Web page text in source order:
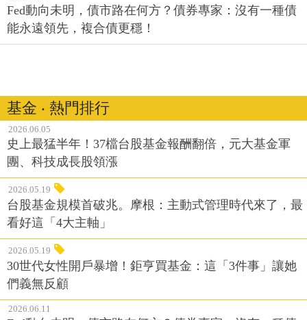
Fed動向未明，債市路在何方？債券專家：沒有一種債
能永遠領先，複合債更穩！
基金 ‧ 熱門排行
2026.06.05
史上最猛半年！37檔台股基金報酬翻倍，元大基金軍
團、科技成長股領漲
2026.05.19
台股基金規模首破兆。摩根：主動式管理時代來了，最
看好這「4大主軸」
2026.05.19
30世代女性開戶暴增！鉅亨買基金：這「3件事」讓她
們義無反顧
2026.06.11